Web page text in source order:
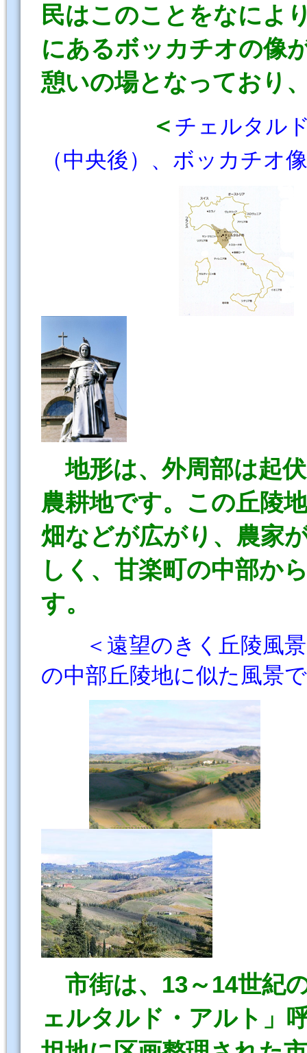
民はこのことをなによ
にあるボッカチオの像
憩いの場となっており
＜ チェルタル
（中央後）、ボッカチオ
地形は、外周部は起
農耕地です。この丘陵
畑などが広がり、農家
しく、甘楽町の中部か
す。
＜遠望のきく丘陵風景
の中部丘陵地に似た風景
市街は、13～14世紀
ェルタルド・アルト」